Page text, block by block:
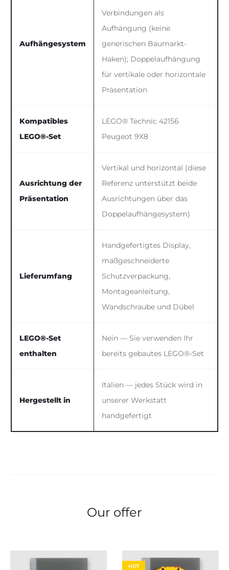
Aufhängesystem
Verbindungen als
Aufhängung (keine
generischen Baumarkt-
Haken); Doppelaufhängung
für vertikale oder horizontale
Präsentation
Kompatibles
LEGO®-Set
LEGO® Technic 42156
Peugeot 9X8
Ausrichtung der
Präsentation
Vertikal und horizontal (diese
Referenz unterstützt beide
Ausrichtungen über das
Doppelaufhängesystem)
Lieferumfang
Handgefertigtes Display,
maßgeschneiderte
Schutzverpackung,
Montageanleitung,
Wandschraube und Dübel
LEGO®-Set
enthalten
Nein — Sie verwenden Ihr
bereits gebautes LEGO®-Set
Hergestellt in
Italien — jedes Stück wird in
unserer Werkstatt
handgefertigt
Our offer
HOT